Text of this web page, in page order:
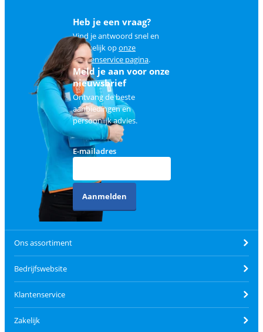
Heb je een vraag?
Vind je antwoord snel en
makkelijk oponze
klantenservice pagina.
Meld je aan voor onze
nieuwsbrief
Ontvang de beste
aanbiedingen en
persoonlijk advies.
E-mailadres
Aanmelden
Ons assortiment
Bedrijfswebsite
Klantenservice
Zakelijk